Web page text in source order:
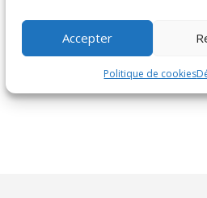
Accepter
Politique de cookies